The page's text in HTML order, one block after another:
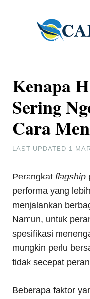
Kenapa
Sering
Cara
LAST UPDATED 1
Perangkatflagship
performa yang
menjalankan
Namun, untuk
spesifikasi
mungkin perlu
tidak secepat
Beberapa faktor